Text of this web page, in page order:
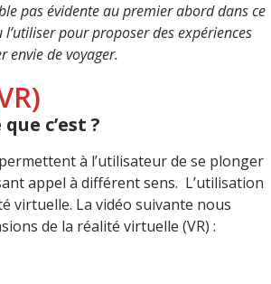
pas évidente au premier abord dans ce
pour proposer des expériences
envie de voyager.
c’est ?
à l’utilisateur de se plonger
appel à différent sens. L’utilisation
virtuelle. La vidéo suivante nous
de la réalité virtuelle (VR) :